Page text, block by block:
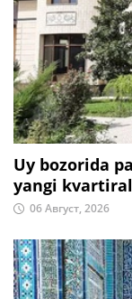
Uy bozorida
yangi
06 Август, 2026